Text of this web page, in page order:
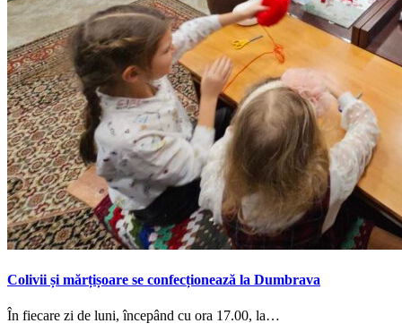
Colivii și mărțișoare se confecționează la Dumbrava
În fiecare zi de luni, începând cu ora 17.00, la…